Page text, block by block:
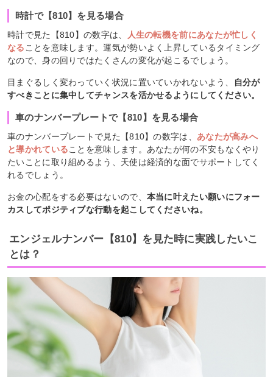
時計で【810】を見る場合
時計で見た【810】の数字は、
人生の転機を前にあなたが忙しく
なる ことを意味します。運気が勢いよく上昇しているタイミング
なので、身の回りではたくさんの変化が起こるでしょう。
目まぐるしく変わっていく状況に置いていかれないよう、
自分が
すべきことに集中してチャンスを活かせるようにしてください。
車のナンバープレートで【810】を見る場合
車のナンバープレートで見た【810】の数字は、 あなたが高みへ
と導かれていることを意味します。あなたが何の不安もなくやり
たいことに取り組めるよう、天使は経済的な面でサポートしてく
れるでしょう。
お金の心配をする必要はないので、 本当に叶えたい願いにフォー
カスしてポジティブな行動を起こしてくださいね。
エンジェルナンバー【810】を見た時に実践したいこ
とは？